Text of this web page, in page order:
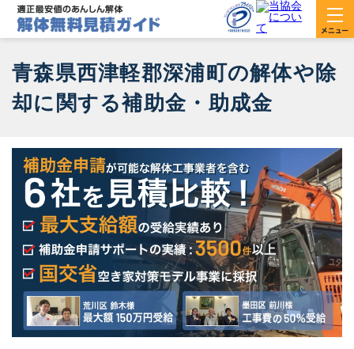
青森県西津軽郡深浦町の解体や除
却に関する補助金・助成金